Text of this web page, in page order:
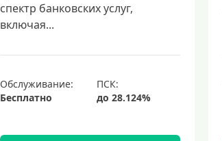
спектр банковских услуг,
включая...
Обслуживание:
Бесплатно